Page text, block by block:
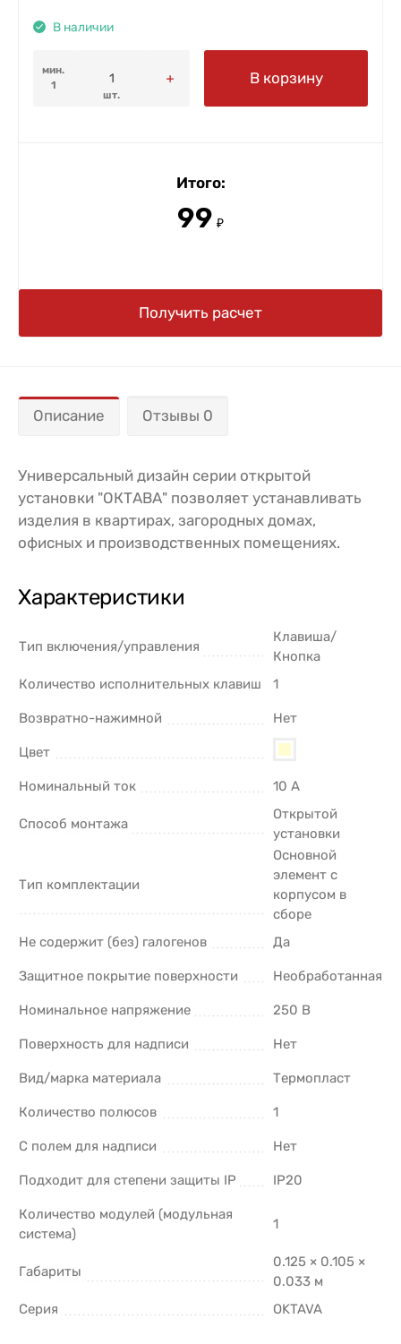
В наличии
мин.
1
шт.
В корзину
Итого:
99 ₽
Получить расчет
Описание Отзывы 0
Универсальный дизайн серии открытой
установки "ОКТАВА" позволяет устанавливать
изделия в квартирах, загородных домах,
офисных и производственных помещениях.
Характеристики
Тип включения/управления
Клавиша/
Кнопка
Количество исполнительных клавиш
1
Возвратно-нажимной Нет
Цвет
Номинальный ток 10 А
Способ монтажа
Открытой
установки
Тип комплектации
Основной
элемент с
корпусом в
сборе
Не содержит (без) галогенов
Да
Защитное покрытие поверхности Необработанная
Номинальное напряжение 250 В
Поверхность для надписи Нет
Вид/марка материала Термопласт
Количество полюсов 1
С полем для надписи Нет
Подходит для степени защиты IP IP20
Количество модулей (модульная
система)
1
Габариты
0.125 × 0.105 ×
0.033 м
Серия
OKTAVA